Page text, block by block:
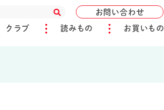
お問い合わせ
クラブ 読みもの お買いもの